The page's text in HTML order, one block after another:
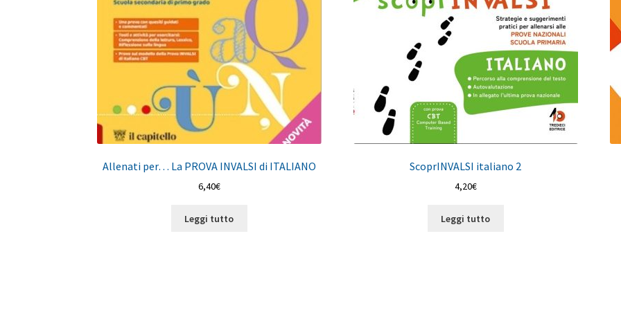
Allenati per… La PROVA INVALSI di ITALIANO
6,40€
Leggi tutto
ScoprINVALSI italiano 2
4,20€
Leggi tutto